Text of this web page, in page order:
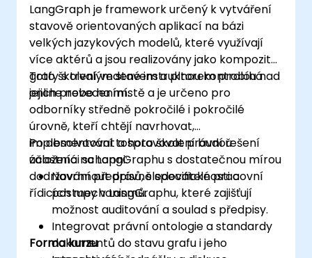
LangGraph je framework určený k vytváření
stavově orientovaných aplikací na bázi
velkých jazykových modelů, které využívají
více aktérů a jsou realizovány jako kompozitní
grafy s trvalým stavem a plnou kontrolou nad
jejich provedením.
Toto školení vedené instruktorem probíhá
online nebo na místě a je určeno pro
odborníky středně pokročilé i pokročilé
úrovně, kteří chtějí navrhovat,
implementovat a spravovat právní řešení
založená na LangGraphu s dostatečnou mírou
dodržování předpisů, sledovatelnosti a
řídicích mechanismů.
Po absolvování tohoto školení budou
účastníci schopni:
Navrhnout právně specifické pracovní
postupy v LangGraphu, které zajišťují
možnost auditování a soulad s předpisy.
Integrovat právní ontologie a standardy
dokumentů do stavu grafu i jeho
Forma kurzu